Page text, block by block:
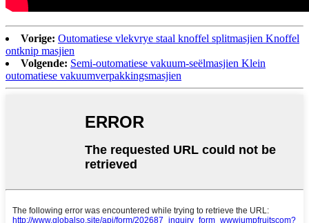
Vorige: Outomatiese vlekvrye staal knoffel splitmasjien Knoffel
ontknip masjien
Volgende: Semi-outomatiese vakuum-seëlmasjien Klein
outomatiese vakuumverpakkingsmasjien